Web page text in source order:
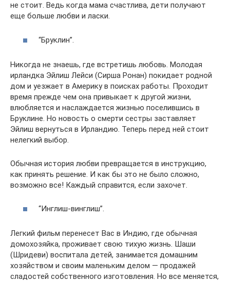
не стоит. Ведь когда мама счастлива, дети получают
еще больше любви и ласки.
“Бруклин”.
Никогда не знаешь, где встретишь любовь. Молодая
ирландка Эйлиш Лейси (Сирша Ронан) покидает родной
дом и уезжает в Америку в поисках работы. Проходит
время прежде чем она привыкает к другой жизни,
влюбляется и наслаждается жизнью поселившись в
Бруклине. Но новость о смерти сестры заставляет
Эйлиш вернуться в Ирландию. Теперь перед ней стоит
нелегкий выбор.
Обычная история любви превращается в инструкцию,
как принять решение. И как бы это не было сложно,
возможно все! Каждый справится, если захочет.
“Инглиш-винглиш”.
Легкий фильм перенесет Вас в Индию, где обычная
домохозяйка, проживает свою тихую жизнь. Шаши
(Шридеви) воспитала детей, занимается домашним
хозяйством и своим маленьким делом — продажей
сладостей собственного изготовления. Но все меняется,